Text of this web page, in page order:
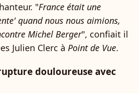
"France était une
quand nous nous aimions,
Michel Berger", confiait il
Julien Clerc à Point de Vue.
douloureuse avec